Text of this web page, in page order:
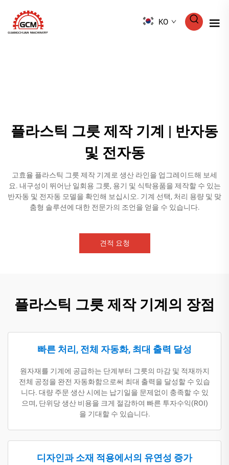
KO
플라스틱 그릇 제작 기계 | 반자동
및 전자동
고효율 플라스틱 그릇 제작 기계로 생산 라인을 업그레이드해 보세
요. 내구성이 뛰어난 일회용 그릇, 용기 및 식탁용품을 제작할 수 있는
반자동 및 전자동 모델을 확인해 보십시오. 기계 선택, 처리 용량 및 맞
춤형 솔루션에 대한 전문가의 조언을 얻을 수 있습니다.
견적 요청
플라스틱 그릇 제작 기계의 장점
빠른 처리, 전체 자동화, 최대 출력 달성
원자재를 기계에 공급하는 단계부터 그릇의 마감 및 적재까지
전체 공정을 완전 자동화함으로써 최대 출력을 달성할 수 있습
니다. 대량 주문 생산 시에는 납기일을 문제없이 충족할 수 있
으며, 단위당 생산 비용을 크게 절감하여 빠른 투자수익(ROI)
을 기대할 수 있습니다.
디자인과 소재 적용에서의 유연성 증가